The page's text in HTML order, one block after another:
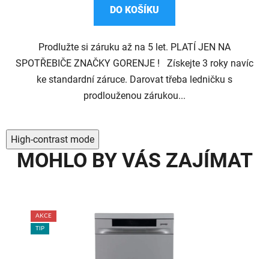
z
hvězdiček.
DO KOŠÍKU
Prodlužte si záruku až na 5 let. PLATÍ JEN NA
SPOTŘEBIČE ZNAČKY GORENJE ! Získejte 3 roky navíc
ke standardní záruce. Darovat třeba ledničku s
prodlouženou zárukou...
High-contrast mode
MOHLO BY VÁS ZAJÍMAT
AKCE
TIP